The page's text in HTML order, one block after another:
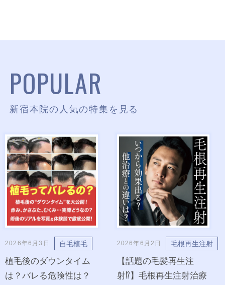
POPULAR
新宿本院の人気の特集を見る
2026年6月3日 自毛植毛
植毛後のダウンタイム
は？バレる危険性は？
2026年6月2日 毛根再生注射
【話題の毛髪再生注
射⁉︎】毛根再生注射治療